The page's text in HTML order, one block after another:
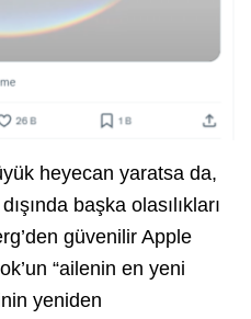
heyecan yaratsa da,
başka olasılıkları
güvenilir Apple
“ailenin en yeni
yeniden